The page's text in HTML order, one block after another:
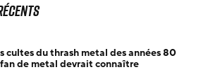
cultes du thrash metal des années 80
de metal devrait connaître